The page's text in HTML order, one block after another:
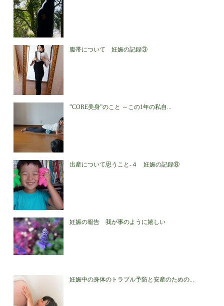
腹帯について 妊娠の記録③
”CORE美身”のこと ～この1年の私自...
出産について思うこと-４ 妊娠の記録⑧
妊娠の報告 我が事のように嬉しい
妊娠中の身体のトラブル予防と安産のための...